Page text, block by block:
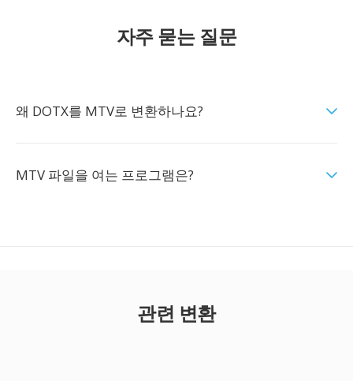
자주 묻는 질문
왜 DOTX를 MTV로 변환하나요?
MTV 파일을 여는 프로그램은?
관련 변환